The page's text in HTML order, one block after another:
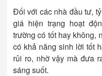
Đối với các nhà đầu tư,
giá hiện trạng hoạt
trường có tốt hay không,
có khả năng sinh lời tốt
rủi ro, nhờ vậy mà đưa
sáng suốt.